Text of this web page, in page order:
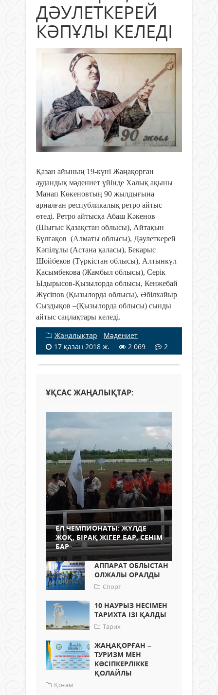
ДӘУЛЕТКЕРЕЙ
КӘПҰЛЫ КЕЛЕДІ
Қазан айының 19-күні Жаңақорған
аудандық мәдениет үйінде Халық ақыны
Манап Көкеновтың 90 жылдығына
арналған республикалық ретро айтыс
өтеді. Ретро айтысқа Абаш Кәкенов
(Шығыс Қазақстан облысы), Айтақын
Бұлғақов (Алматы облысы), Дәулеткерей
Кәпілұлы (Астана қаласы), Бекарыс
Шойбеков (Түркістан облысы), Алтынкүл
Қасымбекова (Жамбыл облысы), Серік
Ыдырысов-Қызылорда облысы, Кенжебай
Жүсіпов (Қызылорда облысы), Әбілхайыр
Сыздықов –(Қызылорда облысы) сынды
айтыс саңлақтары келеді.
Жаңалықтар / Мәдениет
17 қазан 2018 ж.
2 069 2
ҰҚСАС ЖАҢАЛЫҚТАР:
ЕЛ ЧЕМПИОНАТЫ: ЖҮЛДЕ
ЖОҚ, БІРАҚ ЖІГЕР БАР, СЕНІМ
БАР
АППАРАТ ОБЛЫСТАН
ОЛЖАЛЫ ОРАЛДЫ
Спорт
10 НАУРЫЗ НЕСІМЕН
ТАРИХТА ІЗІ ҚАЛДЫ
Тарих
ЖАҢАҚОРҒАН –
ТУРИЗМ МЕН
КӘСІПКЕРЛІККЕ
ҚОЛАЙЛЫ
Қоғам